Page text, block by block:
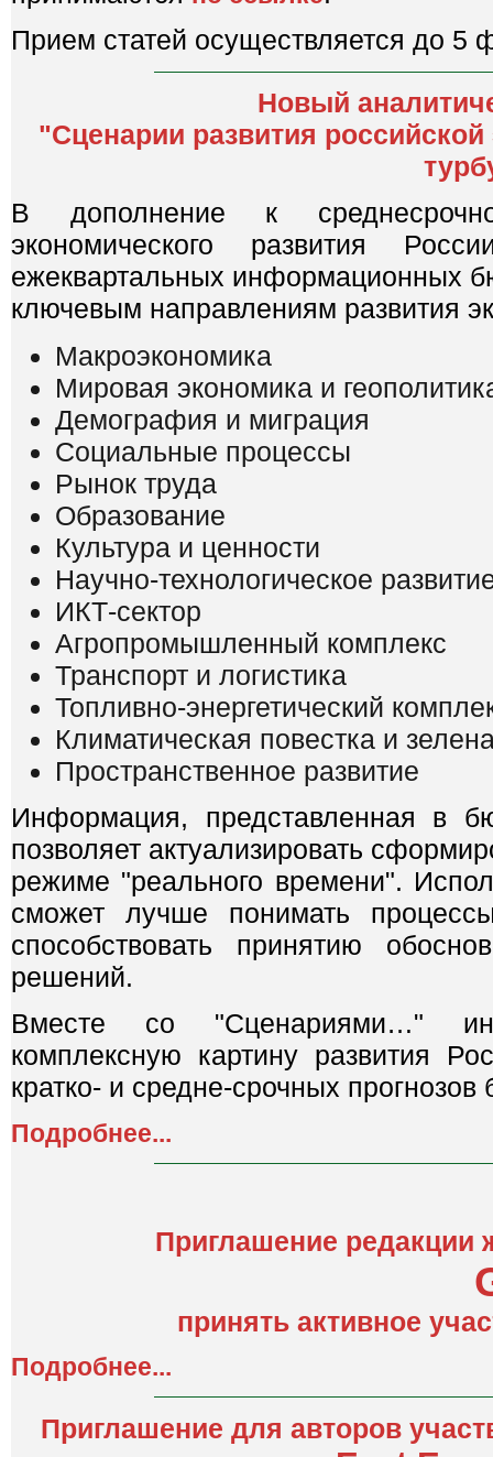
Прием статей осуществляется до 5
Новый
"Сценарии развития
В дополнение к
экономического развития
ежеквартальных информационных
ключевым направлениям развития
Макроэкономика
Мировая экономика и
Демография и миграция
Социальные процессы
Рынок труда
Образование
Культура и ценности
Научно-технологическое
ИКТ-сектор
Агропромышленный комплекс
Транспорт и логистика
Топливно-энергетический
Климатическая повестка и
Пространственное развитие
Информация, представленная в
позволяет актуализировать
режиме "реального времени".
сможет лучше понимать
способствовать принятию
решений.
Вместе со "Сценариями…"
комплексную картину развития
кратко- и средне-срочных прогнозов
Подробнее...
Приглашение редакции
принять активное
Подробнее...
Приглашение для авторов